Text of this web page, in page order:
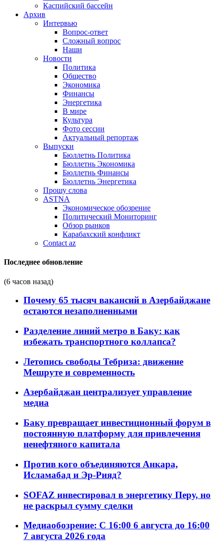
Каспийский бассейн
Архив
Интервью
Вопрос-ответ
Сложный вопрос
Наши
Новости
Политика
Общество
Экономика
Финансы
Энергетика
В мире
Культура
Фото сессии
Актуальный репортаж
Выпуски
Бюллетнь Политика
Бюллетнь Экономика
Бюллетнь Финансы
Бюллетнь Энергетика
Прошу слова
ASTNA
Экономическое обозрение
Политический Мониторинг
Обзор рынков
Карабахский конфликт
Contact az
Последнее обновление
(6 часов назад)
Почему 65 тысяч вакансий в Азербайджане
остаются незаполненными
Разделение линий метро в Баку: как
избежать транспортного коллапса?
Летопись свободы Тебриза: движение
Мешруте и современность
Азербайджан централизует управление
медиа
Баку превращает инвестиционный форум в
постоянную платформу для привлечения
ненефтяного капитала
Против кого объединяются Анкара,
Исламабад и Эр-Рияд?
SOFAZ инвестировал в энергетику Перу, но
не раскрыл сумму сделки
Медиаобозрение: С 16:00 6 августа до 16:00
7 августа 2026 года